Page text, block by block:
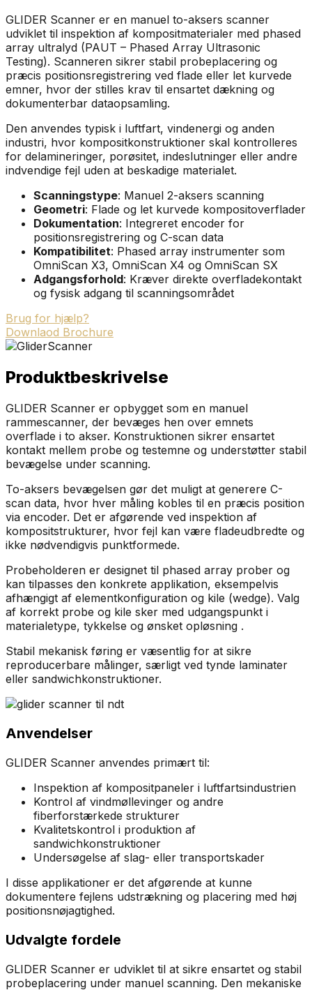
GLIDER Scanner er en manuel to-aksers scanner
udviklet til inspektion af kompositmaterialer med phased
array ultralyd (PAUT – Phased Array Ultrasonic
Testing). Scanneren sikrer stabil probeplacering og
præcis positionsregistrering ved flade eller let kurvede
emner, hvor der stilles krav til ensartet dækning og
dokumenterbar dataopsamling.
Den anvendes typisk i luftfart, vindenergi og anden
industri, hvor kompositkonstruktioner skal kontrolleres
for delamineringer, porøsitet, indeslutninger eller andre
indvendige fejl uden at beskadige materialet.
Scanningstype: Manuel 2-aksers scanning
Geometri: Flade og let kurvede kompositoverflader
Dokumentation: Integreret encoder for
positionsregistrering og C-scan data
Kompatibilitet: Phased array instrumenter som
OmniScan X3, OmniScan X4 og OmniScan SX
Adgangsforhold: Kræver direkte overfladekontakt
og fysisk adgang til scanningsområdet
Brug for hjælp?
Downlaod Brochure
Produktbeskrivelse
GLIDER Scanner er opbygget som en manuel
rammescanner, der bevæges hen over emnets
overflade i to akser. Konstruktionen sikrer ensartet
kontakt mellem probe og testemne og understøtter stabil
bevægelse under scanning.
To-aksers bevægelsen gør det muligt at generere C-
scan data, hvor hver måling kobles til en præcis position
via encoder. Det er afgørende ved inspektion af
kompositstrukturer, hvor fejl kan være fladeudbredte og
ikke nødvendigvis punktformede.
Probeholderen er designet til phased array prober og
kan tilpasses den konkrete applikation, eksempelvis
afhængigt af elementkonfiguration og kile (wedge). Valg
af korrekt probe og kile sker med udgangspunkt i
materialetype, tykkelse og ønsket opløsning .
Stabil mekanisk føring er væsentlig for at sikre
reproducerbare målinger, særligt ved tynde laminater
eller sandwichkonstruktioner.
Anvendelser
GLIDER Scanner anvendes primært til:
Inspektion af kompositpaneler i luftfartsindustrien
Kontrol af vindmøllevinger og andre
fiberforstærkede strukturer
Kvalitetskontrol i produktion af
sandwichkonstruktioner
Undersøgelse af slag- eller transportskader
I disse applikationer er det afgørende at kunne
dokumentere fejlens udstrækning og placering med høj
positionsnøjagtighed.
Udvalgte fordele
GLIDER Scanner er udviklet til at sikre ensartet og stabil
probeplacering under manuel scanning. Den mekaniske